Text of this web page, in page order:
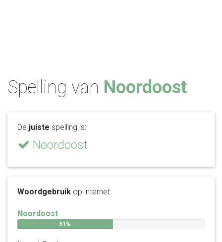
Spelling van Noordoost
De juiste spelling is:
Noordoost
Woordgebruik op internet:
Noordoost
51%